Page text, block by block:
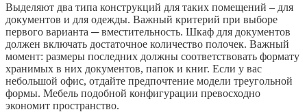
Выделяют два типа конструкций для таких помещений – для
документов и для одежды. Важный критерий при выборе
первого варианта ─ вместительность. Шкаф для документов
должен включать достаточное количество полочек. Важный
момент: размеры последних должны соответствовать формату
хранимых в них документов, папок и книг. Если у вас
небольшой офис, отдайте предпочтение модели треугольной
формы. Мебель подобной конфигурации превосходно
экономит пространство.